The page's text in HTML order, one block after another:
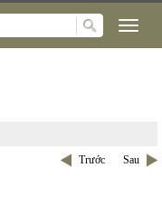
Trước Sau